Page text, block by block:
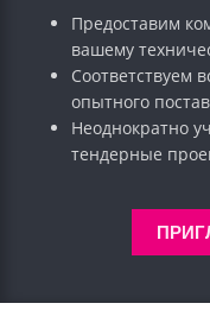
Предоставим
вашему
Соответствуем
опытного
Неоднократно
тендерные